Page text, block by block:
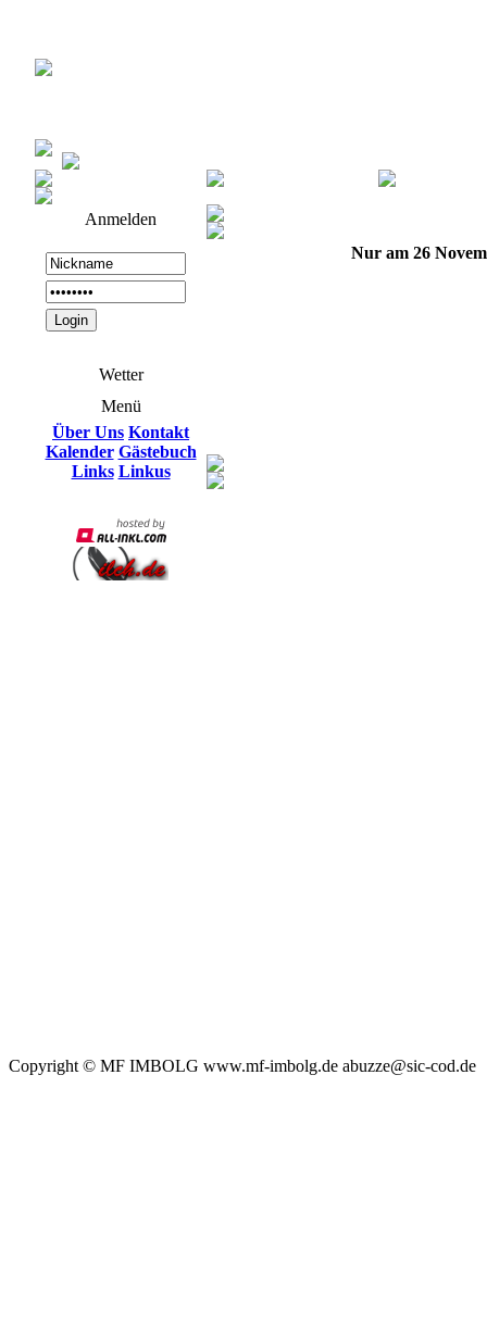
Anmelden
Wetter
Menü
Über Uns Kontakt
Kalender Gästebuch
Links Linkus
Nur am 26
Copyright © MF IMBOLG www.mf-imbolg.de abuzze@sic-cod.de